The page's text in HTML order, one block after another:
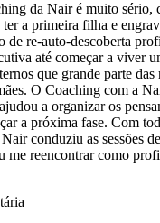
da Nair é muito sério,
a primeira filha e
de re-auto-descoberta
até começar a viver
que grande parte
O Coaching com a
a organizar os
a próxima fase. Com
conduziu as sessões
me reencontrar como